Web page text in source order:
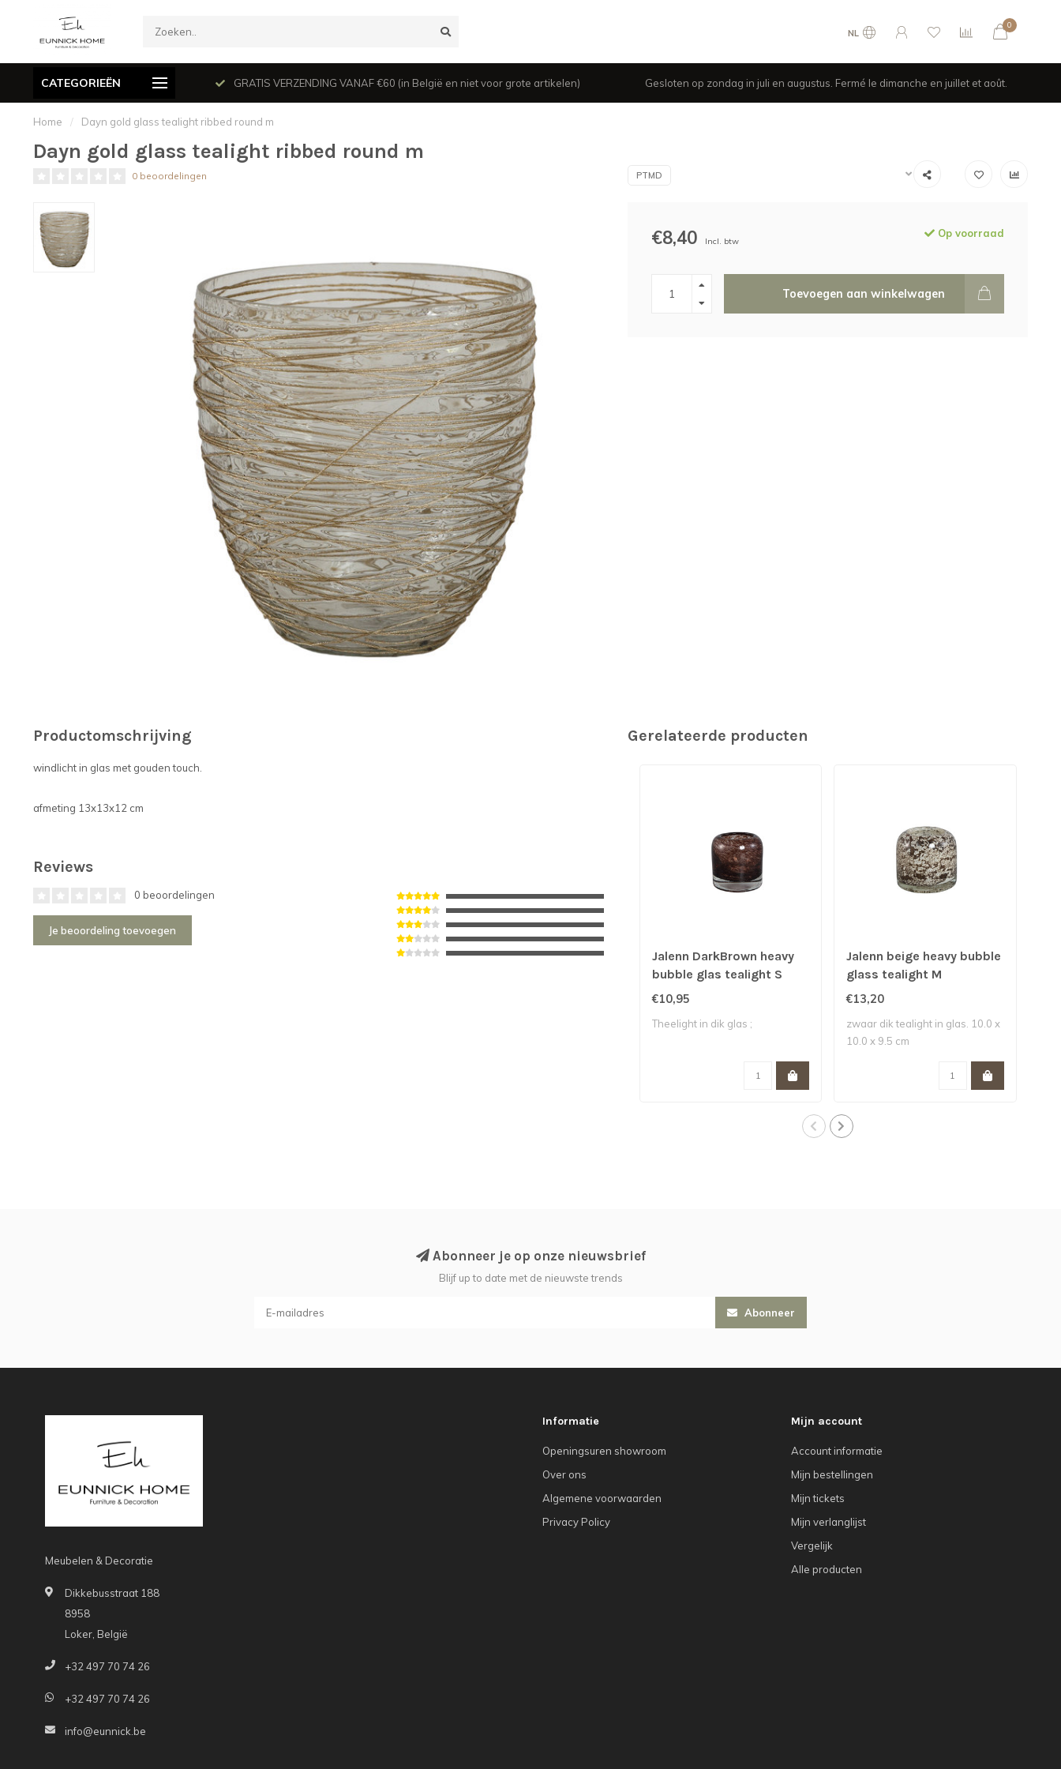
NL
0
CATEGORIEËN
le dimanche en juillet et août. GRATIS VERZENDING VANAF €60 (in België en niet voor grote artikelen) Gesloten op zondag in juli en augustus. Fermé le dimanche en juillet et août.
Home / Dayn gold glass tealight ribbed round m
Dayn gold glass tealight ribbed round m
0 beoordelingen PTMD
€8,40 Incl. btw
Op voorraad
Toevoegen aan winkelwagen
Productomschrijving
windlicht in glas met gouden touch.
afmeting 13x13x12 cm
Reviews
0 beoordelingen
Je beoordeling toevoegen
Gerelateerde producten
Jalenn DarkBrown heavy
bubble glas tealight S
€10,95
Theelight in dik glas ;
Jalenn beige heavy bubble
glass tealight M
€13,20
zwaar dik tealight in glas. 10.0 x
10.0 x 9.5 cm
Abonneer je op onze nieuwsbrief
Blijf up to date met de nieuwste trends
Abonneer
Meubelen & Decoratie
Dikkebusstraat 188
8958
Loker, België
+32 497 70 74 26
+32 497 70 74 26
info@eunnick.be
Informatie
Openingsuren showroom
Over ons
Algemene voorwaarden
Privacy Policy
Mijn account
Account informatie
Mijn bestellingen
Mijn tickets
Mijn verlanglijst
Vergelijk
Alle producten